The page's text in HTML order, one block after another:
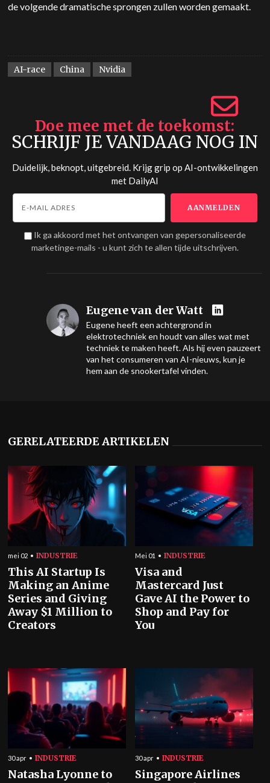
de volgende dramatische sprongen zullen worden gemaakt.
AI-race China Nvidia
Doe mee met de toekomst
SCHRIJF JE VANDAAG NOG IN
Duidelijk, beknopt, uitgebreid. Krijg grip op AI-ontwikkelingen
met DailyAI
Ik ga akkoord met het ontvangen van gepersonaliseerde
marketinge-mails - u kunt zich te allen tijde uitschrijven.
Eugene van der Watt
Eugene heeft een achtergrond in
elektrotechniek en houdt van alles wat met
techniek te maken heeft. Als hij even pauzeert
van het consumeren van AI-nieuws, kun je
hem aan de snookertafel vinden.
GERELATEERDE ARTIKELEN
mei 02 INDUSTRIE
This AI Startup Is
Making an Anime
Series and Giving
Away $1 Million to
Creators
Mei 01 INDUSTRIE
Visa and
Mastercard Just
Gave AI the Power to
Shop and Pay for
You
30 apr INDUSTRIE
Natasha Lyonne to
30 apr INDUSTRIE
Singapore Airlines